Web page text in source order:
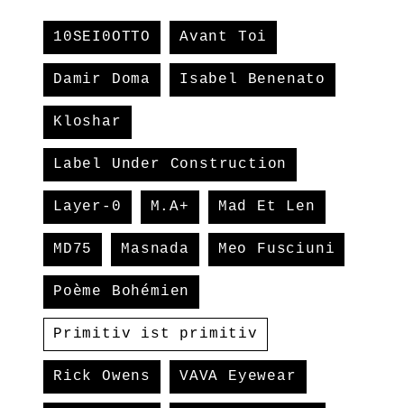
10SEI0OTTO Avant Toi
Damir Doma Isabel Benenato
Kloshar
Label Under Construction
Layer-0 M.A+ Mad Et Len
MD75 Masnada Meo Fusciuni
Poème Bohémien
Primitiv ist primitiv
Rick Owens VAVA Eyewear